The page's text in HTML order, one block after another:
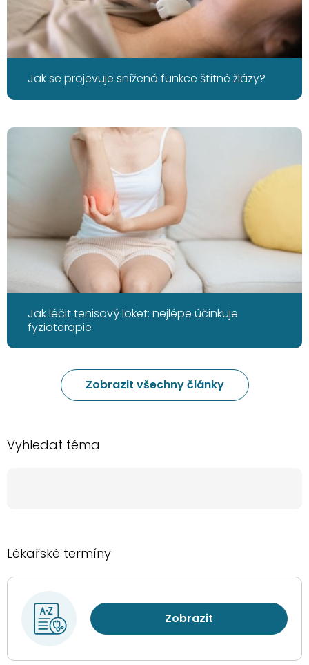
Jak se projevuje snížená funkce štítné žlázy?
Jak léčit tenisový loket: nejlépe účinkuje
fyzioterapie
Zobrazit všechny články
Vyhledat téma
Lékařské termíny
Zobrazit